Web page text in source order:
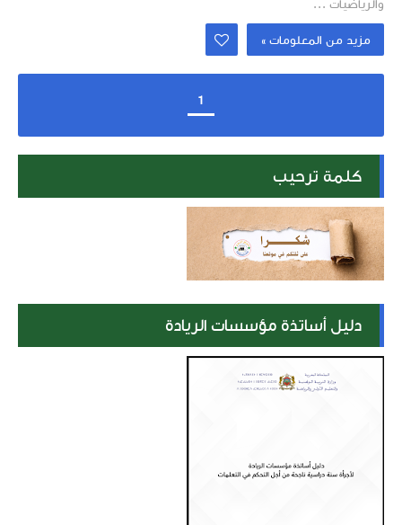
والرياضيات ...
مزيد من المعلومات »
1
كلمة ترحيب
دليل أساتذة مؤسسات الريادة